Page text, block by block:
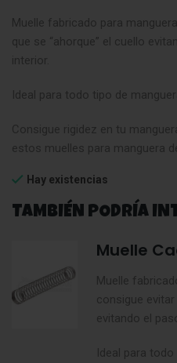
Muelle fabricado para
que se “ahorque” el cuello
interior.
Ideal para todo tipo de
Consigue rigidez en tu
estos muelles para manguera
Hay existencias
TAMBIÉN PODRÍA
Muelle
Muelle
consigue
evitando el
Ideal para